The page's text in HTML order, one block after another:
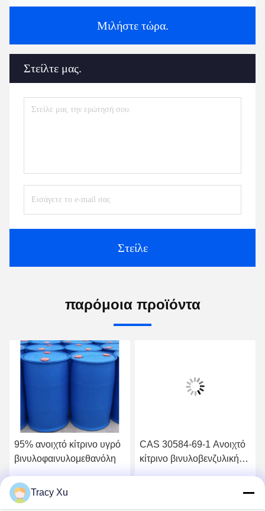
Μιλήστε τώρα.
Στείλτε μας.
Στείλε
παρόμοια προϊόντα
95% ανοιχτό κίτρινο υγρό
βινυλοφαινυλομεθανόλη
CAS 30584-69-1 Ανοιχτό
κίτρινο βινυλοβενζυλική
Tracy Xu